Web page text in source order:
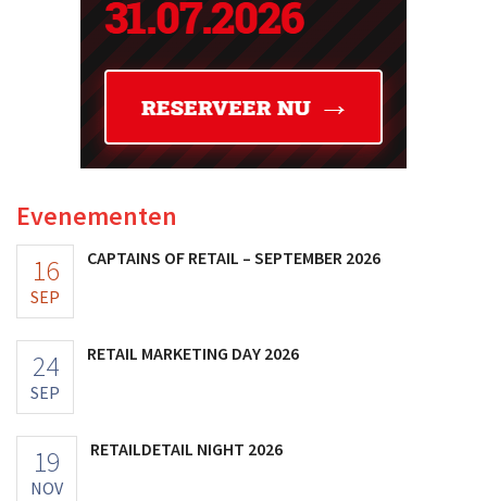
Evenementen
16
SEP
CAPTAINS OF RETAIL – SEPTEMBER 2026
24
SEP
RETAIL MARKETING DAY 2026
19
NOV
RETAILDETAIL NIGHT 2026